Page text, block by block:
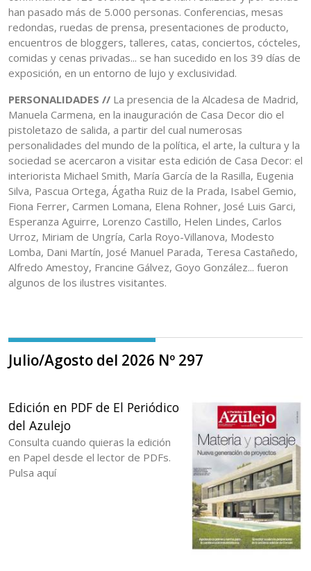
han pasado más de 5.000 personas. Conferencias, mesas
redondas, ruedas de prensa, presentaciones de producto,
encuentros de bloggers, talleres, catas, conciertos, cócteles,
comidas y cenas privadas... se han sucedido en los 39 días de
exposición, en un entorno de lujo y exclusividad.
PERSONALIDADES // La presencia de la Alcadesa de Madrid,
Manuela Carmena, en la inauguración de Casa Decor dio el
pistoletazo de salida, a partir del cual numerosas
personalidades del mundo de la política, el arte, la cultura y la
sociedad se acercaron a visitar esta edición de Casa Decor: el
interiorista Michael Smith, María García de la Rasilla, Eugenia
Silva, Pascua Ortega, Ágatha Ruiz de la Prada, Isabel Gemio,
Fiona Ferrer, Carmen Lomana, Elena Rohner, José Luis Garci,
Esperanza Aguirre, Lorenzo Castillo, Helen Lindes, Carlos
Urroz, Miriam de Ungría, Carla Royo-Villanova, Modesto
Lomba, Dani Martín, José Manuel Parada, Teresa Castañedo,
Alfredo Amestoy, Francine Gálvez, Goyo González... fueron
algunos de los ilustres visitantes.
Julio/Agosto del 2026 Nº 297
Edición en PDF de El Periódico
del Azulejo
Consulta cuando quieras la edición
en Papel desde el lector de PDFs.
Pulsa aquí